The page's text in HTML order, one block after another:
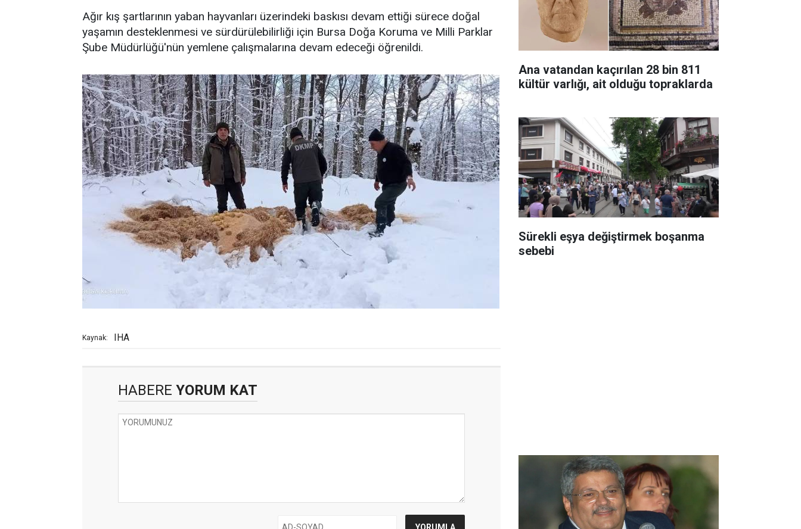
Ağır kış şartlarının yaban hayvanları üzerindeki baskısı devam ettiği sürece doğal
yaşamın desteklenmesi ve sürdürülebilirliği için Bursa Doğa Koruma ve Milli Parklar
Şube Müdürlüğü'nün yemlene çalışmalarına devam edeceği öğrenildi.
Kaynak: IHA
HABERE YORUM KAT
Ana vatandan kaçırılan 28 bin 811
kültür varlığı, ait olduğu topraklarda
Sürekli eşya değiştirmek boşanma
sebebi